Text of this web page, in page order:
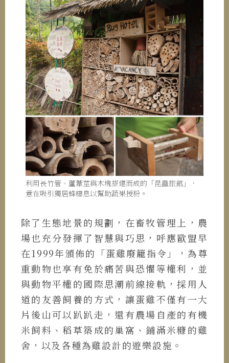
利用長竹管、蘆葦莖與木塊搭建而成的「昆蟲旅館」，
意在吸引獨居蜂棲息以幫助蔬果授粉。
除了生態地景的規劃，在畜牧管理上，農
場也充分發揮了智慧與巧思，呼應歐盟早
在1999年頒佈的「蛋雞廢籠指令」，為尊
重動物也享有免於痛苦與恐懼等權利，並
與動物平權的國際思潮前線接軌，採用人
道的友善飼養的方式，讓蛋雞不僅有一大
片後山可以趴趴走，還有農場自產的有機
米飼料、稻草築成的巢窩、鋪滿米糠的雞
舍，以及各種為雞設計的遊樂設施。